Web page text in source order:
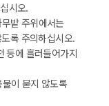
시오.
밭 주위에서는
록 주의하십시오.
등에 흘러들어가지
이 묻지 않도록